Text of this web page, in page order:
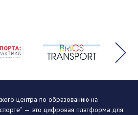
центра по образованию на
— это цифровая платформа для